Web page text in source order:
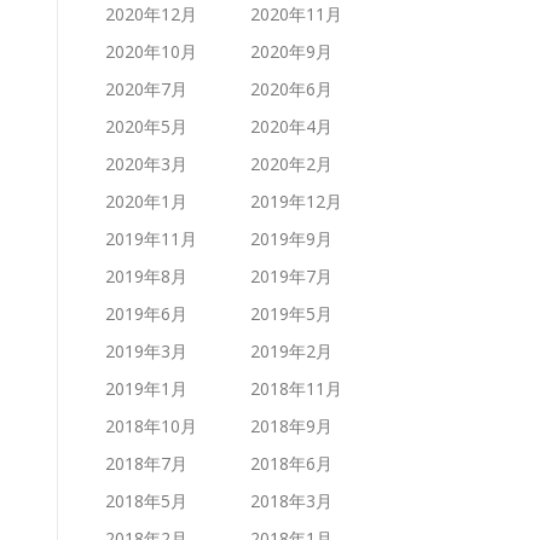
2020年12月
2020年11月
2020年10月
2020年9月
2020年7月
2020年6月
2020年5月
2020年4月
2020年3月
2020年2月
2020年1月
2019年12月
2019年11月
2019年9月
2019年8月
2019年7月
2019年6月
2019年5月
2019年3月
2019年2月
2019年1月
2018年11月
2018年10月
2018年9月
2018年7月
2018年6月
2018年5月
2018年3月